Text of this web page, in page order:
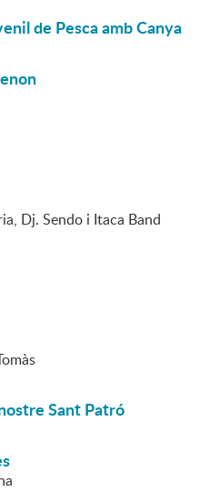
de Pesca amb Canya
Dj. Sendo i Itaca Band
Sant Patró